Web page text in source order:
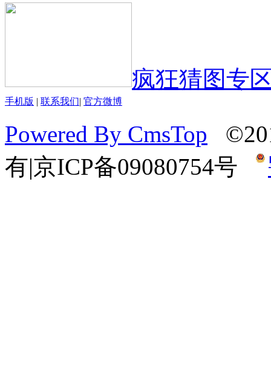
疯狂猜图专
手机版 | 联系我们| 官方微博
Powered By CmsTop
有|京ICP备09080754号